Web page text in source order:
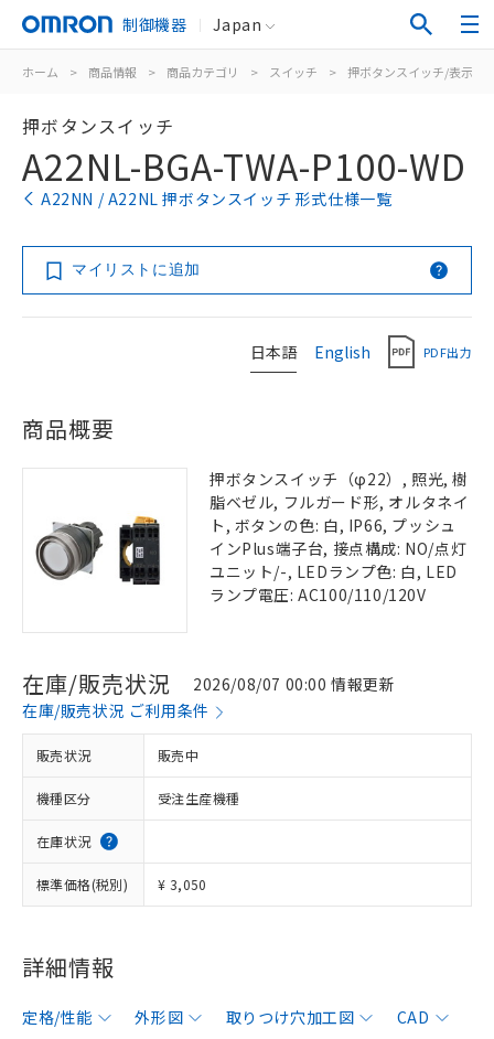
制御機器 Japan
ホーム > 商品情報 > 商品カテゴリ > スイッチ > 押ボタンスイッチ/表示灯
押ボタンスイッチ
A22NL-BGA-TWA-P100-WD
A22NN / A22NL 押ボタンスイッチ 形式仕様一覧
マイリストに追加
日本語 English PDF出力
商品概要
押ボタンスイッチ（φ22）, 照光, 樹
脂ベゼル, フルガード形, オルタネイ
ト, ボタンの色: 白, IP66, プッシュ
インPlus端子台, 接点構成: NO/点灯
ユニット/-, LEDランプ色: 白, LED
ランプ電圧: AC100/110/120V
在庫/販売状況
2026/08/07 00:00 情報更新
在庫/販売状況 ご利用条件
販売状況 販売中
機種区分 受注生産機種
在庫状況
標準価格(税別) ¥ 3,050
詳細情報
定格/性能 外形図 取りつけ穴加工図
CAD